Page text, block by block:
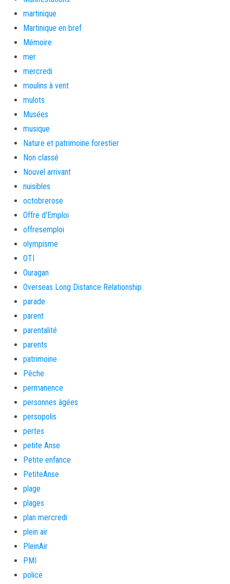
martinique
Martinique en bref
Mémoire
mer
mercredi
moulins à vent
mulots
Musées
musique
Nature et patrimoine forestier
Non classé
Nouvel arrivant
nuisibles
octobrerose
Offre d'Emploi
offresemploi
olympisme
OTI
Ouragan
Overseas Long Distance Relationship
parade
parent
parentalité
parents
patrimoine
Pêche
permanence
personnes âgées
persopolis
pertes
petite Anse
Petite enfance
PetiteAnse
plage
plages
plan mercredi
plein air
PleinAir
PMI
police